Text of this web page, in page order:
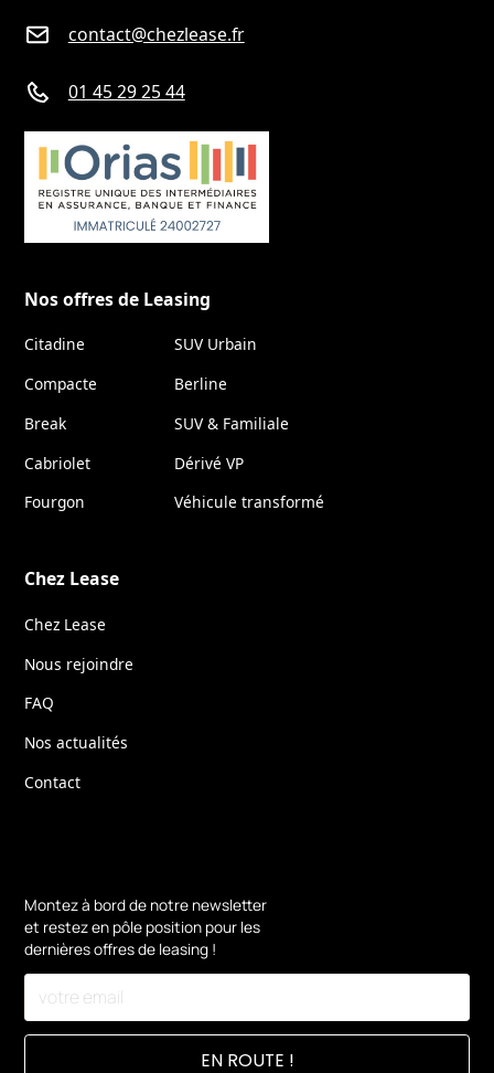
contact@chezlease.fr
01 45 29 25 44
Nos offres de Leasing
Citadine
SUV Urbain
Compacte
Berline
Break
SUV & Familiale
Cabriolet
Dérivé VP
Fourgon
Véhicule transformé
Chez Lease
Chez Lease
Nous rejoindre
FAQ
Nos actualités
Contact
Montez à bord de notre newsletter
et restez en pôle position pour les
dernières offres de leasing !